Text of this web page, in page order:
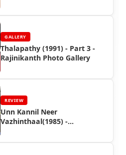
GALLERY
Thalapathy (1991) - Part 3 -
Rajinikanth Photo Gallery
REVIEW
Unn Kannil Neer
Vazhinthaal(1985) -